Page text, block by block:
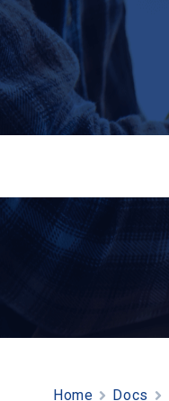
Home Docs